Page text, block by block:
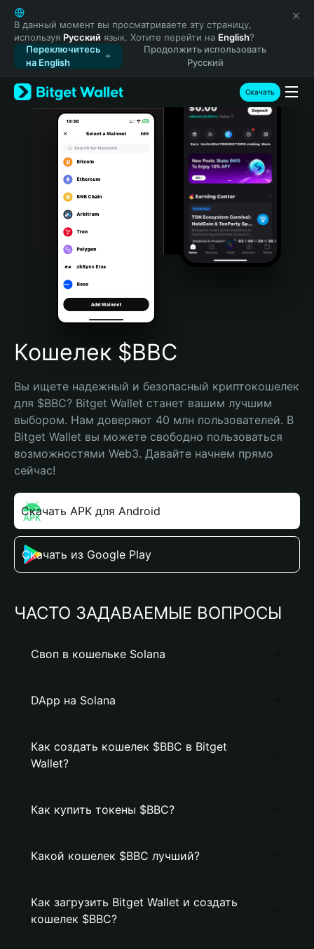
English
日本語
Tiếng Việt
Русский
Español (Latinoamérica)
Türkçe
Italiano
Português (Portugal)
Bahasa Indonesia
Português (Brasil)
Español (Argentina)
В данный момент вы просматриваете эту страницу,
используя Русский язык. Хотите перейти на English?
Переключитесь
на English
Продолжить использовать
Русский
Скачать
Кошелек $BBC
Вы ищете надежный и безопасный криптокошелек
для $BBC? Bitget Wallet станет вашим лучшим
выбором. Нам доверяют 40 млн пользователей. В
Bitget Wallet вы можете свободно пользоваться
возможностями Web3. Давайте начнем прямо
сейчас!
Скачать APK для Android
Скачать из Google Play
ЧАСТО ЗАДАВАЕМЫЕ ВОПРОСЫ
Своп в кошельке Solana
DApp на Solana
Как создать кошелек $BBC в Bitget
Wallet?
Как купить токены $BBC?
Какой кошелек $BBC лучший?
Как загрузить Bitget Wallet и создать
кошелек $BBC?